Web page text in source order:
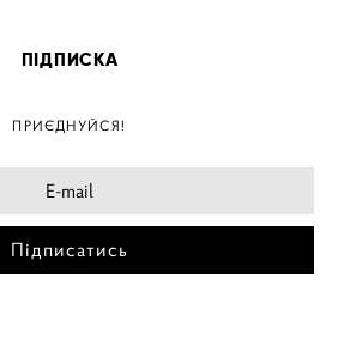
ПІДПИСКА
ПРИЄДНУЙСЯ!
Підписатись